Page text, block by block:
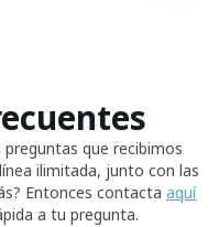
que recibimos
ilimitada, junto con las
Entonces contacta aquí
a tu pregunta.